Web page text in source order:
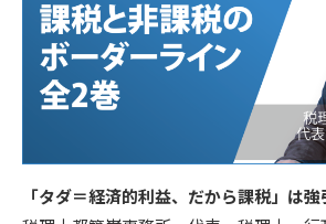
「タダ＝経済的利益、だから課税」は強